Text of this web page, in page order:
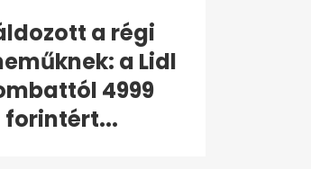
a régi
a Lidl
4999
forintért...